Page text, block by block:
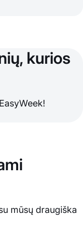
kurios
mūsų draugiška